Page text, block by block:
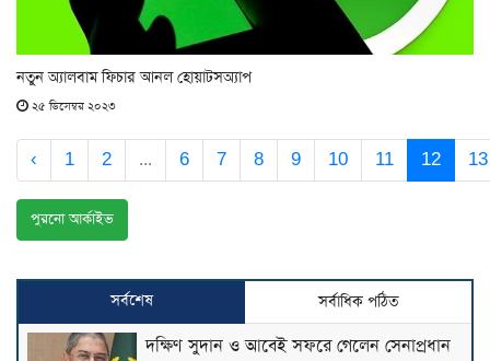
নতুন অ্যালবাম ফিচার আনল হোয়াটসঅ্যাপ
২৫ ডিসেম্বর ২০২৩
‹ 1 2 ... 6 7 8 9 10 11 12 13
পুরনো আর্কাইভ
সর্বশেষ সর্বাধিক পঠিত
দক্ষিণ সুদান ও আবেই সফরে গেলেন সেনাপ্রধান